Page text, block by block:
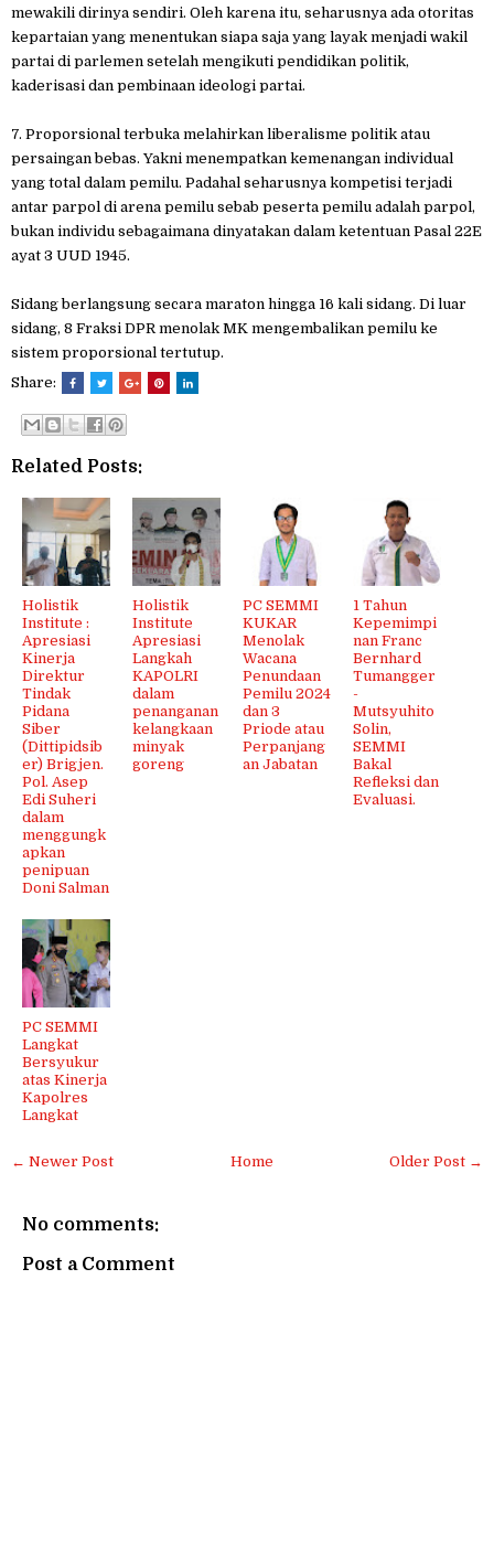
mewakili dirinya sendiri. Oleh karena itu, seharusnya ada otoritas
kepartaian yang menentukan siapa saja yang layak menjadi wakil
partai di parlemen setelah mengikuti pendidikan politik,
kaderisasi dan pembinaan ideologi partai.
7. Proporsional terbuka melahirkan liberalisme politik atau
persaingan bebas. Yakni menempatkan kemenangan individual
yang total dalam pemilu. Padahal seharusnya kompetisi terjadi
antar parpol di arena pemilu sebab peserta pemilu adalah parpol,
bukan individu sebagaimana dinyatakan dalam ketentuan Pasal 22E
ayat 3 UUD 1945.
Sidang berlangsung secara maraton hingga 16 kali sidang. Di luar
sidang, 8 Fraksi DPR menolak MK mengembalikan pemilu ke
sistem proporsional tertutup.
Share:
Related Posts:
Holistik
Institute :
Apresiasi
Kinerja
Direktur
Tindak
Pidana
Siber
(Dittipidsib
er) Brigjen.
Pol. Asep
Edi Suheri
dalam
menggungk
apkan
penipuan
Doni Salman
Holistik
Institute
Apresiasi
Langkah
KAPOLRI
dalam
penanganan
kelangkaan
minyak
goreng
PC SEMMI
KUKAR
Menolak
Wacana
Penundaan
Pemilu 2024
dan 3
Priode atau
Perpanjang
an Jabatan
1 Tahun
Kepemimpi
nan Franc
Bernhard
Tumangger
-
Mutsyuhito
Solin,
SEMMI
Bakal
Refleksi dan
Evaluasi.
PC SEMMI
Langkat
Bersyukur
atas Kinerja
Kapolres
Langkat
← Newer Post Older Post →
Home
No comments:
Post a Comment